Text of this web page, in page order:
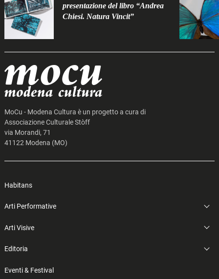
presentazione del libro “Andrea
Chiesi. Natura Vincit”
MoCu - Modena Cultura è un progetto a cura di
Associazione Culturale Stòff
via Morandi, 71
41122 Modena (MO)
Habitans
Arti Performative
Arti Visive
Editoria
Eventi & Festival